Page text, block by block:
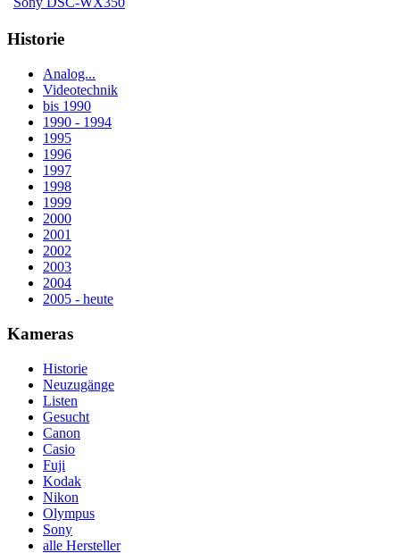
Historie
Analog...
Videotechnik
bis 1990
1990 - 1994
1995
1996
1997
1998
1999
2000
2001
2002
2003
2004
2005 - heute
Kameras
Historie
Neuzugänge
Listen
Gesucht
Canon
Casio
Fuji
Kodak
Nikon
Olympus
Sony
alle Hersteller